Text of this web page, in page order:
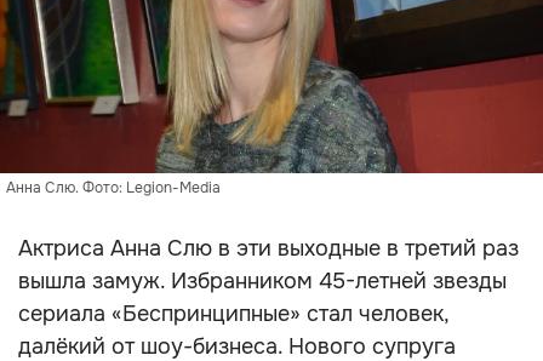
Анна Слю. Фото: Legion-Media
Актриса Анна Слю в эти выходные в третий раз
вышла замуж. Избранником 45-летней звезды
сериала «Беспринципные» стал человек,
далёкий от шоу-бизнеса. Нового супруга